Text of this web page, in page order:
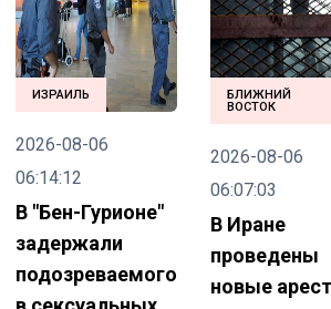
ИЗРАИЛЬ
2026-08-06
06:14:12
В "Бен-Гурионе"
задержали
подозреваемого
БЛИЖНИЙ
ВОСТОК
2026-08-06
06:07:03
В Иране
проведены
новые